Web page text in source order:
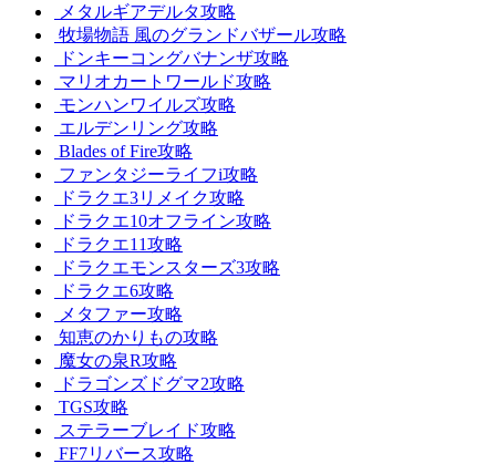
メタルギアデルタ攻略
牧場物語 風のグランドバザール攻略
ドンキーコングバナンザ攻略
マリオカートワールド攻略
モンハンワイルズ攻略
エルデンリング攻略
Blades of Fire攻略
ファンタジーライフi攻略
ドラクエ3リメイク攻略
ドラクエ10オフライン攻略
ドラクエ11攻略
ドラクエモンスターズ3攻略
ドラクエ6攻略
メタファー攻略
知恵のかりもの攻略
魔女の泉R攻略
ドラゴンズドグマ2攻略
TGS攻略
ステラーブレイド攻略
FF7リバース攻略